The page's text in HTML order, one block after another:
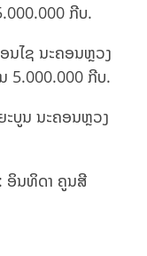
ກີບ.
ນໄຊ ນະຄອນຫຼວງ
5.000.000 ກີບ.
ະບູນ ນະຄອນຫຼວງ
: ອິນທິດາ ຄູນສີ